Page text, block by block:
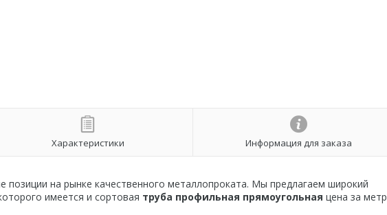
Характеристики Информация для заказа
на рынке качественного металлопроката. Мы предлагаем широкий
имеется и сортовая труба профильная прямоугольная цена за метр